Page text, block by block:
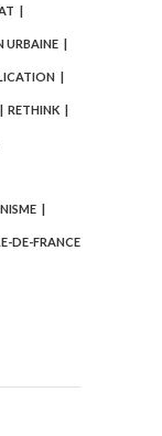
URBAINE
RETHINK
DE-FRANCE